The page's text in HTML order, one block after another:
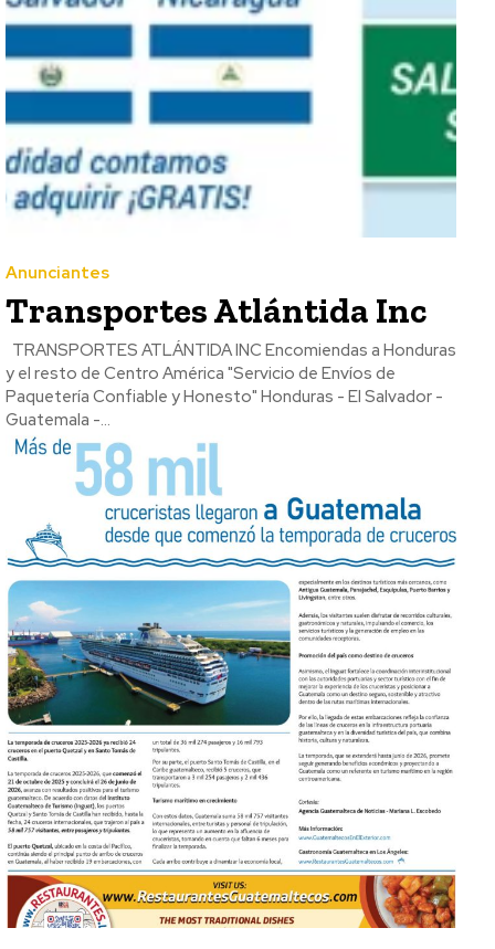
Anunciantes
Transportes Atlántida Inc
TRANSPORTES ATLÁNTIDA INC Encomiendas a Honduras
y el resto de Centro América "Servicio de Envíos de
Paquetería Confiable y Honesto" Honduras - El Salvador -
Guatemala -...